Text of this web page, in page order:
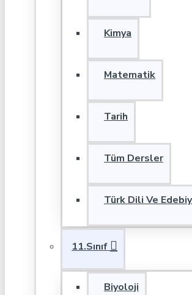
Kimya
Matematik
Tarih
Tüm Dersler
Türk Dili Ve
11.Sınıf
Biyoloji